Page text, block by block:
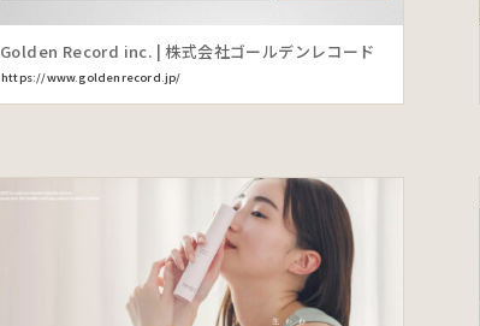
Golden Record inc. | 株式会社ゴールデンレコード
https://www.goldenrecord.jp/